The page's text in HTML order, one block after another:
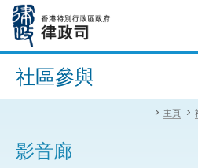
內
進階搜尋
社區參與
主頁
影音廊